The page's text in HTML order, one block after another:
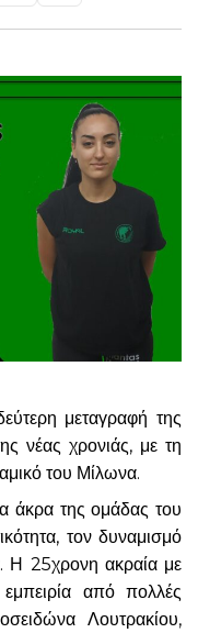
μεταγραφή της
νέας χρονιάς, με τη
του Μίλωνα.
άκρα της ομάδας του
τον δυναμισμό
Η 25χρονη ακραία με
από πολλές
Λουτρακίου,